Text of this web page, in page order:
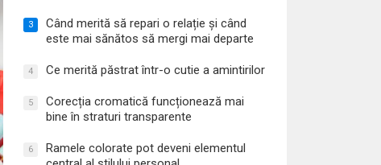
3
Când merită să repari o relație și când
este mai sănătos să mergi mai departe
4 Ce merită păstrat într-o cutie a amintirilor
5
Corecția cromatică funcționează mai
bine în straturi transparente
6
Ramele colorate pot deveni elementul